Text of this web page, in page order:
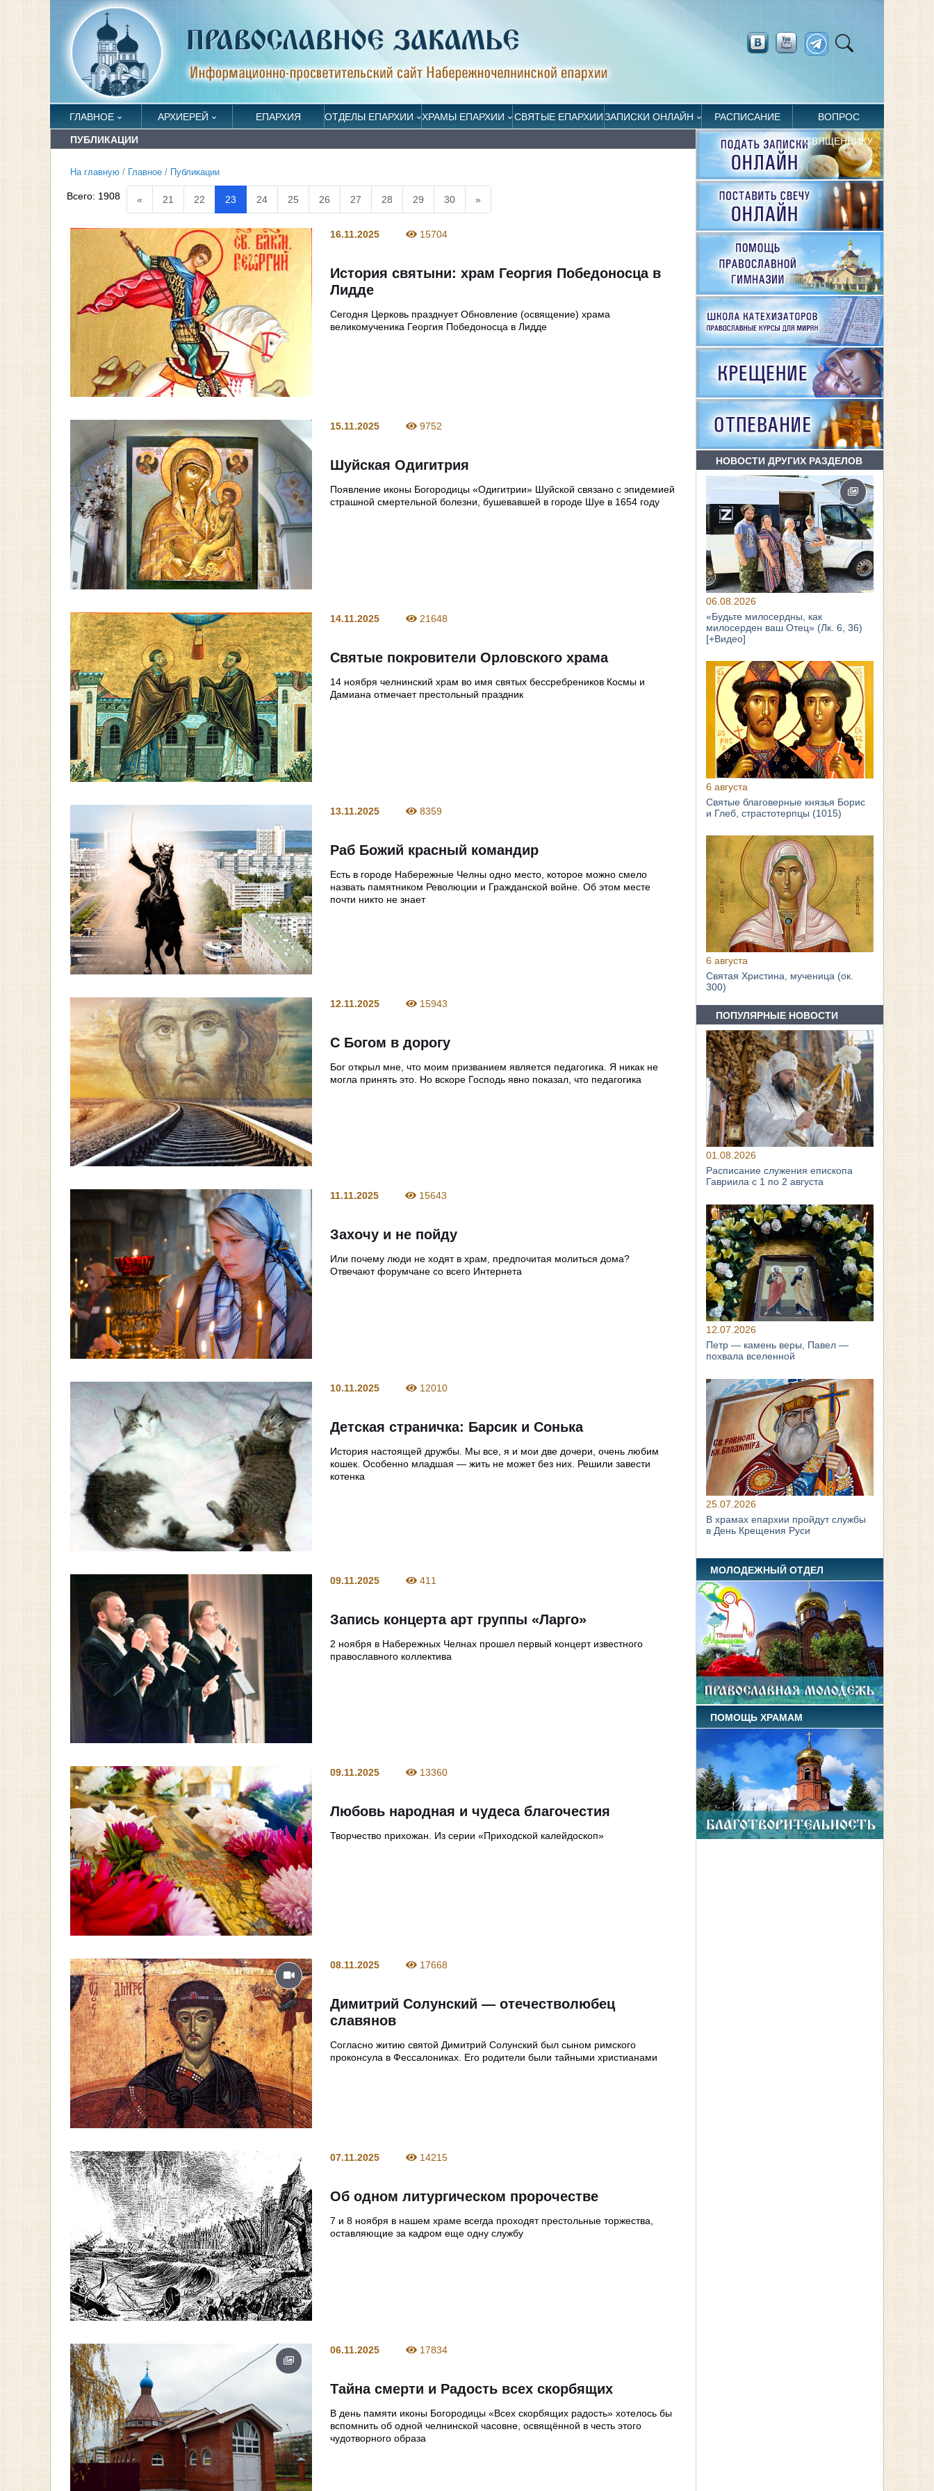
ГЛАВНОЕ АРХИЕРЕЙ ЕПАРХИЯ ОТДЕЛЫ ЕПАРХИИ ХРАМЫ ЕПАРХИИ СВЯТЫЕ ЕПАРХИИЗАПИСКИ ОНЛАЙН РАСПИСАНИЕ ВОПРОС
СВЯЩЕННИКУ
ПУБЛИКАЦИИ
На главную / Главное / Публикации
Всего: 1908 « 21 22 23 24 25 26 27 28 29 30 »
16.11.2025 15704
История святыни: храм Георгия Победоносца в
Лидде
Сегодня Церковь празднует Обновление (освящение) храма
великомученика Георгия Победоносца в Лидде
15.11.2025 9752
Шуйская Одигитрия
Появление иконы Богородицы «Одигитрии» Шуйской связано с эпидемией
страшной смертельной болезни, бушевавшей в городе Шуе в 1654 году
14.11.2025 21648
Святые покровители Орловского храма
14 ноября челнинский храм во имя святых бессребреников Космы и
Дамиана отмечает престольный праздник
13.11.2025 8359
Раб Божий красный командир
Есть в городе Набережные Челны одно место, которое можно смело
назвать памятником Революции и Гражданской войне. Об этом месте
почти никто не знает
12.11.2025 15943
С Богом в дорогу
Бог открыл мне, что моим призванием является педагогика. Я никак не
могла принять это. Но вскоре Господь явно показал, что педагогика
11.11.2025 15643
Захочу и не пойду
Или почему люди не ходят в храм, предпочитая молиться дома?
Отвечают форумчане со всего Интернета
10.11.2025 12010
Детская страничка: Барсик и Сонька
История настоящей дружбы. Мы все, я и мои две дочери, очень любим
кошек. Особенно младшая — жить не может без них. Решили завести
котенка
09.11.2025 411
Запись концерта арт группы «Ларго»
2 ноября в Набережных Челнах прошел первый концерт известного
православного коллектива
09.11.2025 13360
Любовь народная и чудеса благочестия
Творчество прихожан. Из серии «Приходской калейдоскоп»
08.11.2025 17668
Димитрий Солунский — отечестволюбец
славянов
Согласно житию святой Димитрий Солунский был сыном римского
проконсула в Фессалониках. Его родители были тайными христианами
07.11.2025 14215
Об одном литургическом пророчестве
7 и 8 ноября в нашем храме всегда проходят престольные торжества,
оставляющие за кадром еще одну службу
06.11.2025 17834
Тайна смерти и Радость всех скорбящих
В день памяти иконы Богородицы «Всех скорбящих радость» хотелось бы
вспомнить об одной челнинской часовне, освящённой в честь этого
чудотворного образа
НОВОСТИ ДРУГИХ РАЗДЕЛОВ
06.08.2026
«Будьте милосердны, как
милосерден ваш Отец» (Лк. 6, 36)
[+Видео]
6 августа
Святые благоверные князья Борис
и Глеб, страстотерпцы (1015)
6 августа
Святая Христина, мученица (ок.
300)
ПОПУЛЯРНЫЕ НОВОСТИ
01.08.2026
Расписание служения епископа
Гавриила с 1 по 2 августа
12.07.2026
Петр — камень веры, Павел —
похвала вселенной
25.07.2026
В храмах епархии пройдут службы
в День Крещения Руси
МОЛОДЕЖНЫЙ ОТДЕЛ
ПОМОЩЬ ХРАМАМ